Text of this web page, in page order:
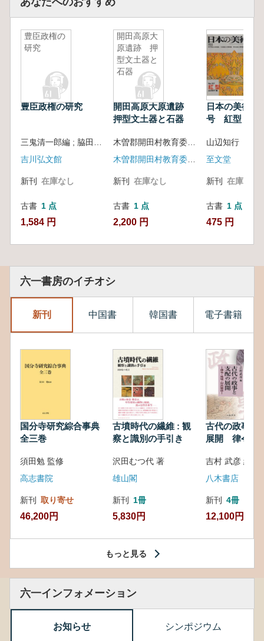
豊臣政権の
研究
豊臣政権の研究
吉川弘文館
新刊 在庫なし
古書 1 点
1,584 円
開田高原大
原遺跡 押
型文土器と
石器
開田高原大原遺跡
押型文土器と石器
新刊 在庫なし
古書 1 点
2,200 円
日本の美術
号 紅型
山辺知行 編
至文堂
新刊 在庫なし
古書 1 点
475 円
六一書房のイチオシ
新刊 中国書 韓国書 電子書籍
国分寺研究綜合事典
全三巻
須田勉 監修
高志書院
新刊 取り寄せ
46,200円
古墳時代の繊維 : 観
察と識別の手引き
沢田むつ代 著
雄山閣
新刊 1冊
5,830円
古代の政事と
展開 律令・
吉村 武彦 編集
八木書店
新刊 4冊
12,100円
もっと見る
六一インフォメーション
お知らせ シンポジウム